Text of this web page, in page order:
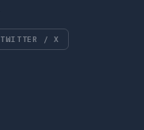
TWITTER / X